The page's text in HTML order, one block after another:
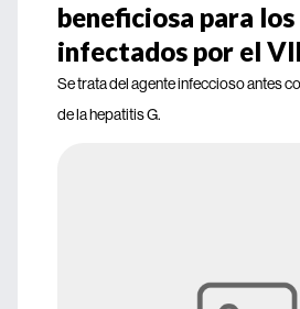
beneficiosa para
infectados por el
Se trata del agente infeccioso antes
de la hepatitis G.